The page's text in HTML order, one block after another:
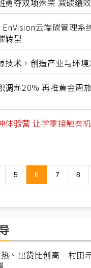
勇夺双项殊荣 减碳绩
云端碳管理系
转型
技术，创造产业与环
调薪20% 再推黄金周
体验营 让学童接触有
5 6 7 8
热、出货比创高 村田